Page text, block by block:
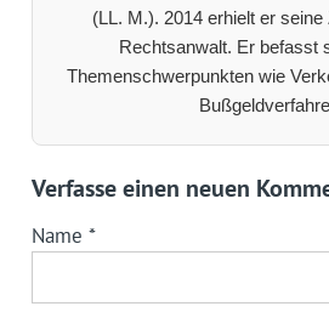
(LL. M.). 2014 erhielt er
Rechtsanwalt. Er befasst
Themenschwerpunkten wie
Verfasse einen neuen
Name *